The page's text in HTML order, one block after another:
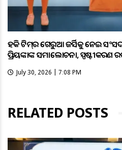
ହକି ଟିମ୍‌ର ଗେରୁଆ ଜର୍ସିକୁ ନେଇ
ପ୍ରିୟଙ୍କାଙ୍କ ସମାଲୋଚନା, ସ୍ପଷ୍ଟୀକରଣ
July 30, 2026 | 7:08 PM
RELATED POSTS